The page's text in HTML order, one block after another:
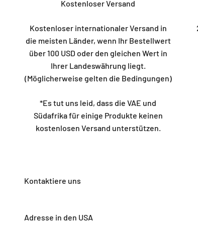
Kostenloser Versand
Kostenloser internationaler Versand in
die meisten Länder, wenn Ihr Bestellwert
über 100 USD oder den gleichen Wert in
Ihrer Landeswährung liegt.
(Möglicherweise gelten die Bedingungen)
*Es tut uns leid, dass die VAE und
Südafrika für einige Produkte keinen
kostenlosen Versand unterstützen.
Adresse in den USA